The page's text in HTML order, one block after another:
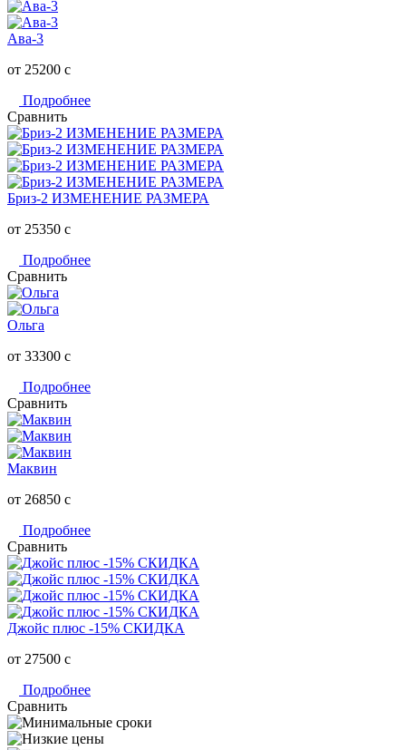
Ава-3
от 25200 c
Подробнее
Сравнить
Бриз-2 ИЗМЕНЕНИЕ РАЗМЕРА
от 25350 c
Подробнее
Сравнить
Ольга
от 33300 c
Подробнее
Сравнить
Маквин
от 26850 c
Подробнее
Сравнить
Джойс плюс -15% СКИДКА
от 27500 c
Подробнее
Сравнить